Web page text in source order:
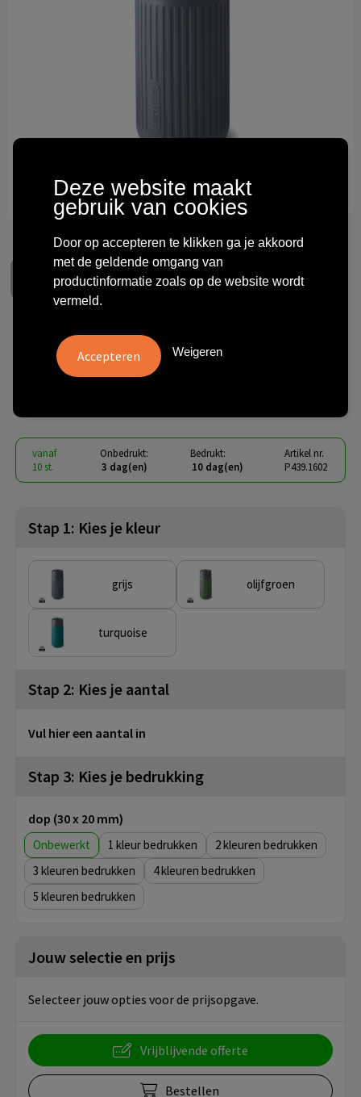
Black+Blum Travel Cup Glas
340ML
vanaf
10 st.
Onbedrukt:
3 dag(en)
Bedrukt:
10 dag(en)
Artikel nr.
P439.1602
Stap 1: Kies je kleur
grijs olijfgroen
turquoise
Stap 2: Kies je aantal
Vul hier een aantal in
Stap 3: Kies je bedrukking
dop (30 x 20 mm)
Onbewerkt 1
2
3
4
5
Jouw selectie en prijs
Selecteer jouw opties voor de prijsopgave.
Vrijblijvende offerte
Bestellen
Deze website maakt
gebruik van cookies
Door op accepteren te klikken ga je akkoord
met de geldende omgang van
productinformatie zoals op de website wordt
vermeld.
Weigeren